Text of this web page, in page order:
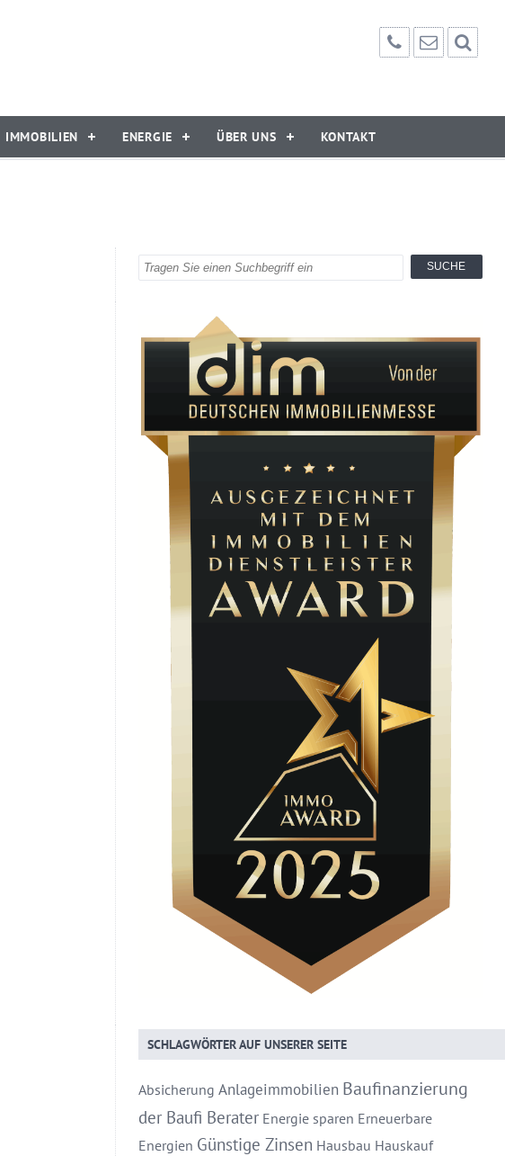
IMMOBILIEN ENERGIE ÜBER UNS KONTAKT
SCHLAGWÖRTER AUF UNSERER SEITE
Absicherung Anlageimmobilien Baufinanzierung
der Baufi Berater Energie sparen Erneuerbare
Energien Günstige Zinsen Hausbau Hauskauf